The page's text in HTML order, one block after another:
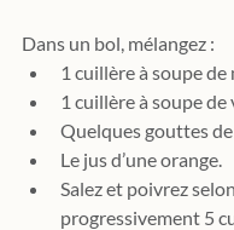
Dans un bol, mélangez :
1 cuillère à soupe de
1 cuillère à soupe
Quelques gouttes
Le jus d’une orange.
Salez et poivrez
progressivement 5